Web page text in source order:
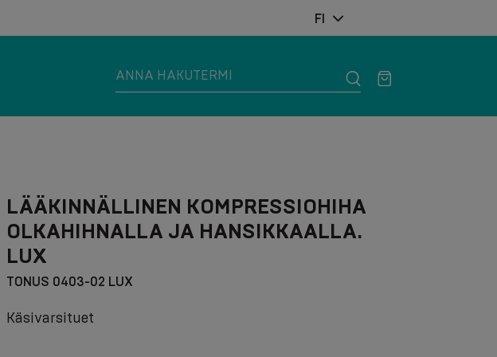
FI
LÄÄKINNÄLLINEN KOMPRESSIOHIHA
OLKAHIHNALLA JA HANSIKKAALLA.
LUX
TONUS 0403-02 LUX
Käsivarsituet